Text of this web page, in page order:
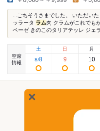
...ごちそうさまでした。 いただい
ッラータ ラム肉 クラムがこれでも
ベーゼ きのこのタリアテッレ ジェ
空席
情報
土
8/8
日
9
月
10